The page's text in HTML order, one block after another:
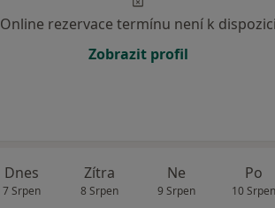
Online rezervace termínu není k dispozici
Zobrazit profil
Dnes
7 Srpen
Zítra
8 Srpen
Ne
9 Srpen
Po
10 Srpen